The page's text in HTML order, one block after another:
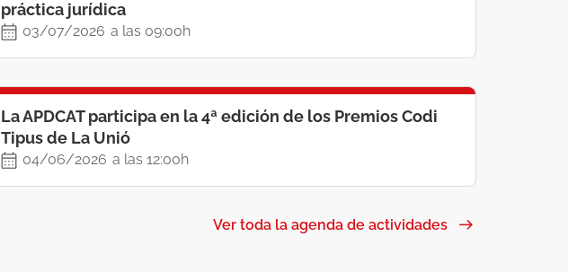
práctica jurídica
03/07/2026 a las 09:00h
La APDCAT participa en la 4ª edición de los Premios Codi
Tipus de La Unió
04/06/2026 a las 12:00h
Ver toda la agenda de actividades